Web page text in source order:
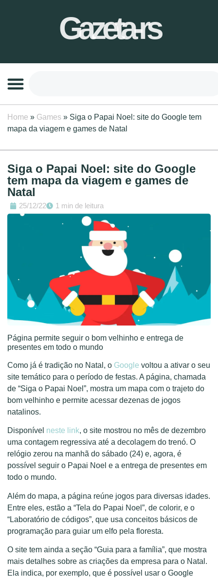
Gazeta-rs
Home » Games » Siga o Papai Noel: site do Google tem
mapa da viagem e games de Natal
Siga o Papai Noel: site do Google
tem mapa da viagem e games de
Natal
25/12/22 1 min de leitura
Página permite seguir o bom velhinho e entrega de
presentes em todo o mundo
Como já é tradição no Natal, o Google voltou a ativar o seu
site temático para o período de festas. A página, chamada
de “Siga o Papai Noel”, mostra um mapa com o trajeto do
bom velhinho e permite acessar dezenas de jogos
natalinos.
Disponível neste link, o site mostrou no mês de dezembro
uma contagem regressiva até a decolagem do trenó. O
relógio zerou na manhã do sábado (24) e, agora, é
possível seguir o Papai Noel e a entrega de presentes em
todo o mundo.
Além do mapa, a página reúne jogos para diversas idades.
Entre eles, estão a “Tela do Papai Noel”, de colorir, e o
“Laboratório de códigos”, que usa conceitos básicos de
programação para guiar um elfo pela floresta.
O site tem ainda a seção “Guia para a família”, que mostra
mais detalhes sobre as criações da empresa para o Natal.
Ela indica, por exemplo, que é possível usar o Google